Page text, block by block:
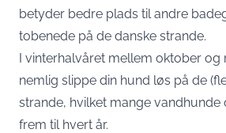
betyder bedre plads til andre
tobenede på de danske strande.
I vinterhalvåret mellem oktober og
nemlig slippe din hund løs på de
strande, hvilket mange vandhunde
frem til hvert år.